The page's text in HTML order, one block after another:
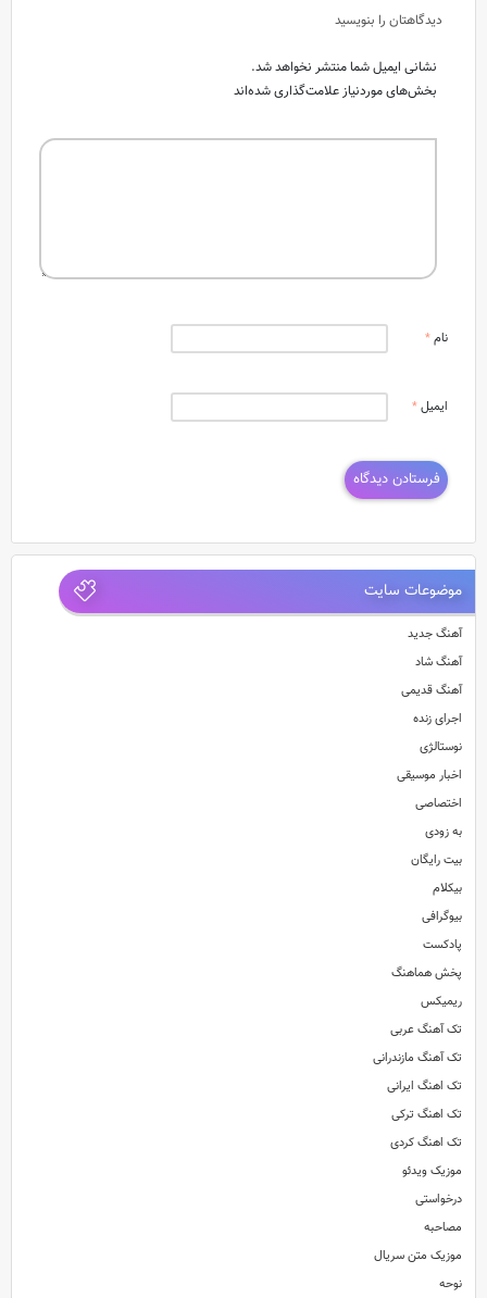
دیدگاهتان را بنویسید
نشانی ایمیل شما منتشر نخواهد شد.
بخش‌های موردنیاز علامت‌گذاری شده‌اند
نام*
ایمیل*
موضوعات سایت
آهنگ جدید
آهنگ شاد
آهنگ قدیمی
اجرای زنده
نوستالژی
اخبار موسیقی
اختصاصی
به زودی
بیت رایگان
بیکلام
بیوگرافی
پادکست
پخش هماهنگ
ریمیکس
تک آهنگ عربی
تک آهنگ مازندرانی
تک اهنگ ایرانی
تک اهنگ ترکی
تک اهنگ کردی
موزیک ویدئو
درخواستی
مصاحبه
موزیک متن سریال
نوحه